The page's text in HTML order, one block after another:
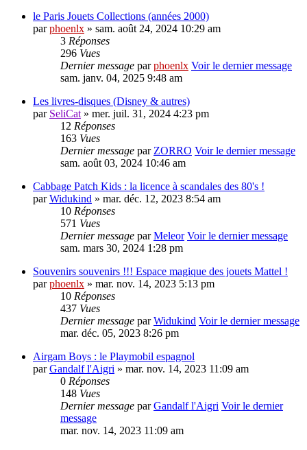
le Paris Jouets Collections (années 2000)
parphoenlx » sam. août 24, 2024 10:29 am
3 Réponses
296 Vues
Dernier message parphoenlx Voir le dernier message
sam. janv. 04, 2025 9:48 am
Les livres-disques (Disney & autres)
par SeliCat» mer. juil. 31, 2024 4:23 pm
12 Réponses
163 Vues
Dernier message parZORRO Voir le dernier message
sam. août 03, 2024 10:46 am
Cabbage Patch Kids : la licence à scandales des 80's !
parWidukind » mar. déc. 12, 2023 8:54 am
10 Réponses
571 Vues
Dernier message parMeleor Voir le dernier message
sam. mars 30, 2024 1:28 pm
Souvenirs souvenirs !!! Espace magique des jouets Mattel !
parphoenlx » mar. nov. 14, 2023 5:13 pm
10 Réponses
437 Vues
Dernier message parWidukind Voir le dernier message
mar. déc. 05, 2023 8:26 pm
Airgam Boys : le Playmobil espagnol
parGandalf l'Aigri » mar. nov. 14, 2023 11:09 am
0 Réponses
148 Vues
Dernier message parGandalf l'Aigri Voir le dernier
message
mar. nov. 14, 2023 11:09 am